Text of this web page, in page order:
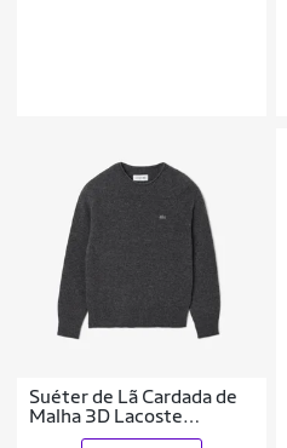
Suéter de Lã Cardada de
Malha 3D Lacoste
Feminina